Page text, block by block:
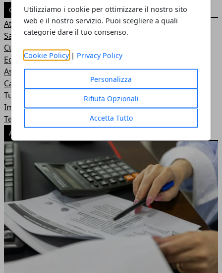
Utilizziamo i cookie per ottimizzare il nostro sito
web e il nostro servizio. Puoi scegliere a quali
categorie dare il tuo consenso.
Cookie Policy | Privacy Policy
Personalizza
Rifiuta Opzionali
Accetta Tutto
CATEGORIE
Attualità
Salute
Curiosità
Economia
Assicurazioni
Casa e Arredamento
Turismo
Imprese & Business
Tecnologia
ARTICOLI POPOLARI